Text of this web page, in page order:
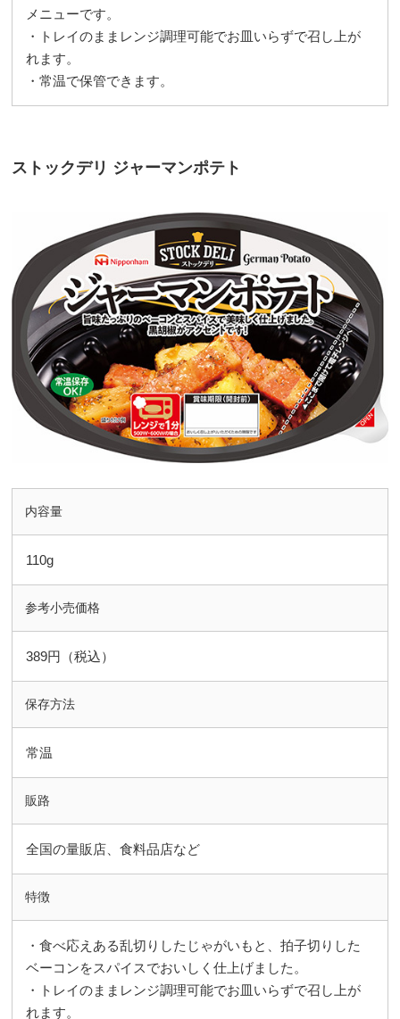
メニューです。
・トレイのままレンジ調理可能でお皿いらずで召し上が
れます。
・常温で保管できます。
ストックデリ ジャーマンポテト
内容量
110g
参考小売価格
389円（税込）
保存方法
常温
販路
全国の量販店、食料品店など
特徴
・食べ応えある乱切りしたじゃがいもと、拍子切りした
ベーコンをスパイスでおいしく仕上げました。
・トレイのままレンジ調理可能でお皿いらずで召し上が
れます。